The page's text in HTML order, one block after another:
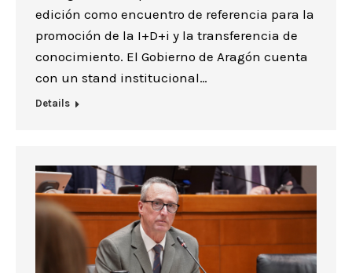
edición como encuentro de referencia para la
promoción de la I+D+i y la transferencia de
conocimiento. El Gobierno de Aragón cuenta
con un stand institucional…
Details